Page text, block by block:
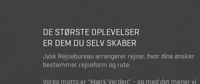
DE STØRSTE OPLEVELSER
ER DEM DU SELV SKABER
Jysk Rejsebureau arrangerer rejser, hvor dine ønsker
bestemmer rejseform og rute.
Vores motto er "Mærk Verden" – og med det mener vi